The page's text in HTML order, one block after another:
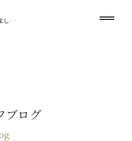
し…
ブログ